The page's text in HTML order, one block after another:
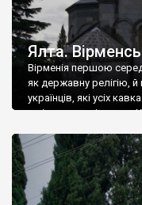
Ялта.
Вірменія першою
як державну релігію, й
українців, які усіх
є відданими вірянами